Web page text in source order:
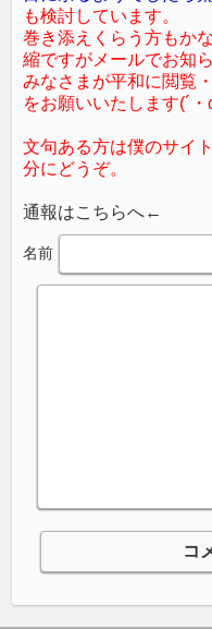
も検討しています。
巻き添えくらう方もか
縮ですがメールでお知
みなさまが平和に閲覧
をお願いいたします(´
文句ある方は僕のサイ
分にどうぞ。
通報はこちらへ←
名前